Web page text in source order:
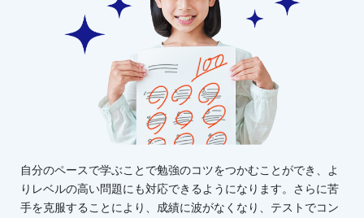
自分のペースで学ぶことで勉強のコツをつかむことができ、よ
りレベルの高い問題にも対応できるようになります。さらに苦
手を克服することにより、成績に波がなくなり、テストでコン